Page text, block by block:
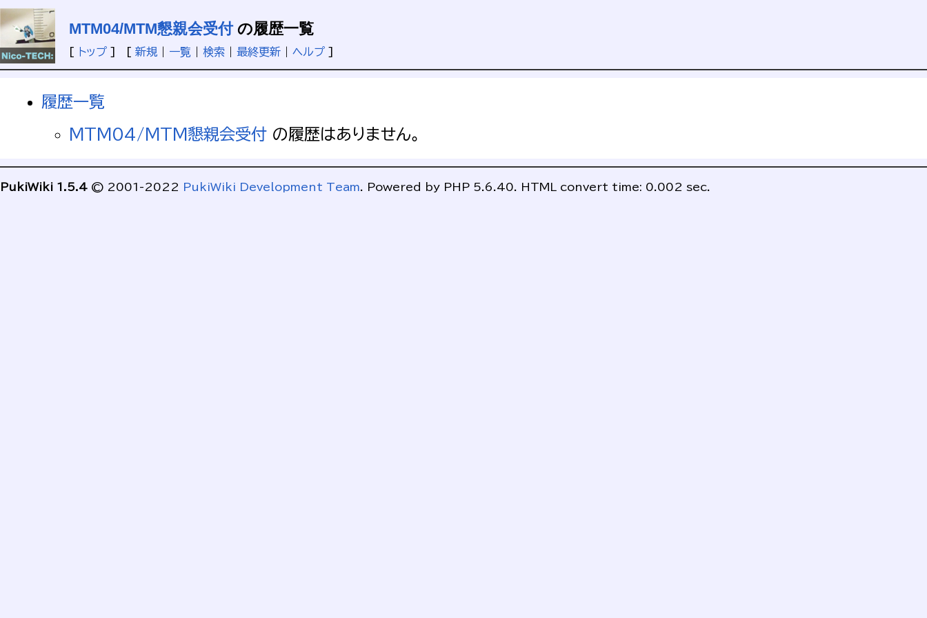
MTM04/MTM懇親会受付の履歴一覧
[ トップ ] [ 新規 一覧 検索 最終更新 ヘルプ ]
履歴一覧
MTM04/MTM懇親会受付 の履歴はありません。
PukiWiki 1.5.4 © 2001-2022 PukiWiki Development Team. Powered by PHP 5.6.40. HTML convert time: 0.002 sec.